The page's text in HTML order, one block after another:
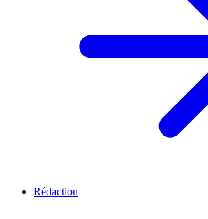
Rédaction